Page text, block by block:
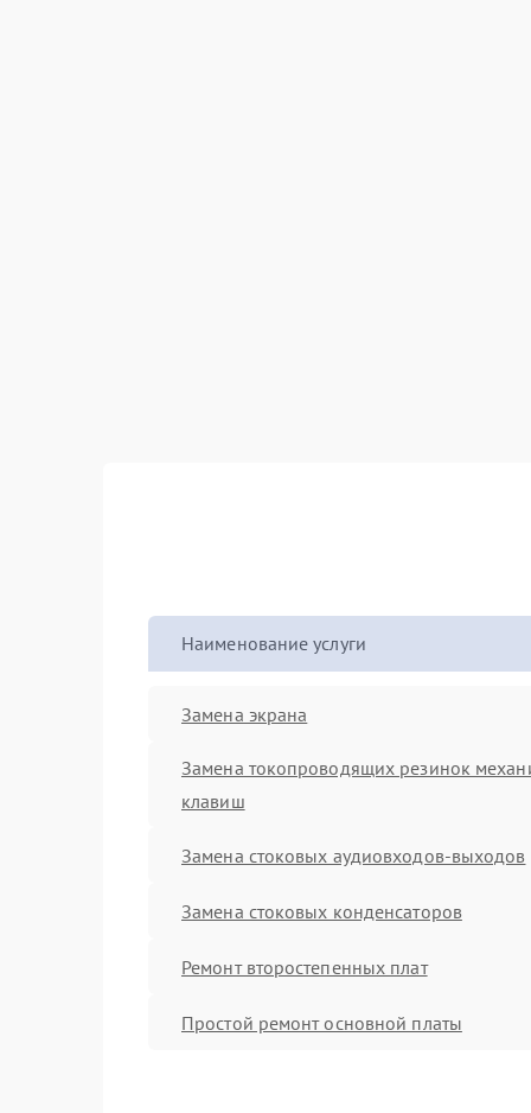
Наименование услуги
Замена экрана
Замена токопроводящих резинок
клавиш
Замена стоковых аудиовходов-выходов
Замена стоковых конденсаторов
Ремонт второстепенных плат
Простой ремонт основной платы